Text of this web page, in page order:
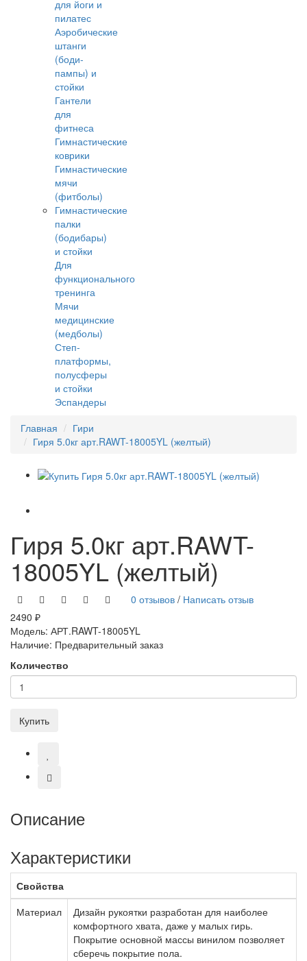
для йоги и
пилатес
Аэробические
штанги
(боди-
пампы) и
стойки
Гантели
для
фитнеса
Гимнастические
коврики
Гимнастические
мячи
(фитболы)
Гимнастические
палки
(бодибары)
и стойки
Для
функционального
тренинга
Мячи
медицинские
(медболы)
Степ-
платформы,
полусферы
и стойки
Эспандеры
Главная
Гири
Гиря 5.0кг арт.RAWT-18005YL (желтый)
Гиря 5.0кг арт.RAWT-
18005YL (желтый)
0 отзывов / Написать отзыв
2490 ₽
Модель: АРТ.RAWT-18005YL
Наличие: Предварительный заказ
Количество
Купить
Описание
Характеристики
Свойства
Материал
Дизайн рукоятки разработан для наиболее
комфортного хвата, даже у малых гирь.
Покрытие основной массы винилом позволяет
сберечь покрытие пола.